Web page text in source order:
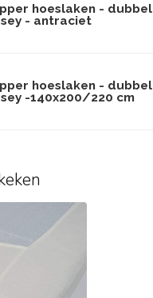
hoeslaken - dubbel
- antraciet
hoeslaken - dubbel
-140x200/220 cm